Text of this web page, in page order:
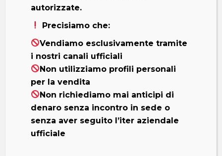
Promozioni Gamma
Mitsubishi
autorizzate.
Precisiamo che:
Vendiamo esclusivamente tramite
i nostri canali ufficiali
Non utilizziamo profili personali
per la vendita
Non richiediamo mai anticipi di
denaro senza incontro in sede o
senza aver seguito l’iter aziendale
ufficiale